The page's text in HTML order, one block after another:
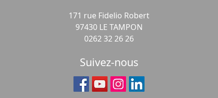
171 rue Fidelio Robert
97430 LE TAMPON
0262 32 26 26
Suivez-nous